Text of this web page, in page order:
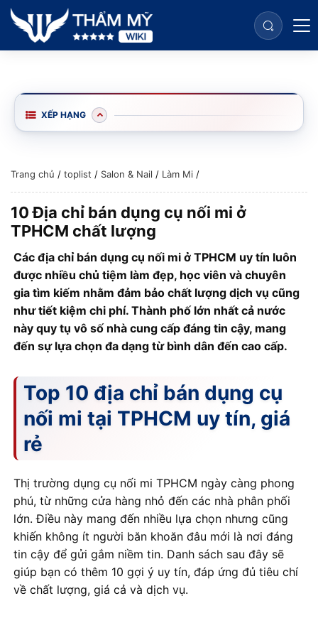
XẾP HẠNG
Trang chủ / toplist / Salon & Nail / Làm Mi /
10 Địa chỉ bán dụng cụ nối mi ở
TPHCM chất lượng
Các địa chỉ bán dụng cụ nối mi ở TPHCM uy tín luôn
được nhiều chủ tiệm làm đẹp, học viên và chuyên
gia tìm kiếm nhằm đảm bảo chất lượng dịch vụ cũng
như tiết kiệm chi phí. Thành phố lớn nhất cả nước
này quy tụ vô số nhà cung cấp đáng tin cậy, mang
đến sự lựa chọn đa dạng từ bình dân đến cao cấp.
Top 10 địa chỉ bán dụng cụ
nối mi tại TPHCM uy tín, giá
rẻ
Thị trường dụng cụ nối mi TPHCM ngày càng phong
phú, từ những cửa hàng nhỏ đến các nhà phân phối
lớn. Điều này mang đến nhiều lựa chọn nhưng cũng
khiến không ít người băn khoăn đâu mới là nơi đáng
tin cậy để gửi gắm niềm tin. Danh sách sau đây sẽ
giúp bạn có thêm 10 gợi ý uy tín, đáp ứng đủ tiêu chí
về chất lượng, giá cả và dịch vụ.